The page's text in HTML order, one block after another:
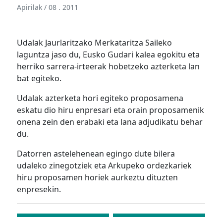
Apirilak / 08 . 2011
Udalak Jaurlaritzako Merkataritza Saileko
laguntza jaso du, Eusko Gudari kalea egokitu eta
herriko sarrera-irteerak hobetzeko azterketa lan
bat egiteko.
Udalak azterketa hori egiteko proposamena
eskatu dio hiru enpresari eta orain proposamenik
onena zein den erabaki eta lana adjudikatu behar
du.
Datorren astelehenean egingo dute bilera
udaleko zinegotziek eta Arkupeko ordezkariek
hiru proposamen horiek aurkeztu dituzten
enpresekin.
Bidalketetan